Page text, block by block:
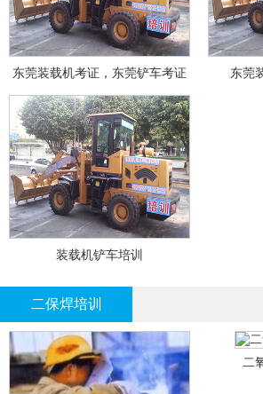
东莞装载机考证，东莞铲车考证 东莞
装载机铲车培训
二保焊培训
二